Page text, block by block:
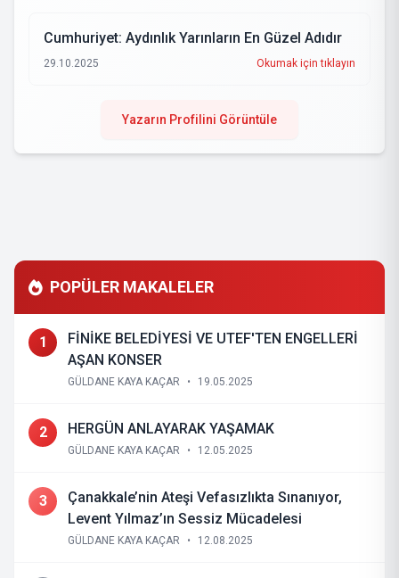
Cumhuriyet: Aydınlık Yarınların En Güzel Adıdır
29.10.2025 Okumak için tıklayın
Yazarın Profilini Görüntüle
POPÜLER MAKALELER
1
FİNİKE BELEDİYESİ VE UTEF'TEN ENGELLERİ
AŞAN KONSER
GÜLDANE KAYA KAÇAR • 19.05.2025
2 HERGÜN ANLAYARAK YAŞAMAK
GÜLDANE KAYA KAÇAR • 12.05.2025
3
Çanakkale’nin Ateşi Vefasızlıkta Sınanıyor,
Levent Yılmaz’ın Sessiz Mücadelesi
GÜLDANE KAYA KAÇAR • 12.08.2025